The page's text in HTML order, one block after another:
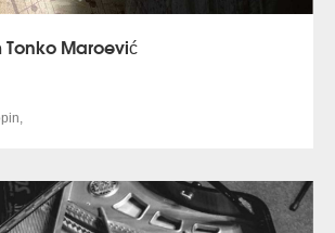
Maroević